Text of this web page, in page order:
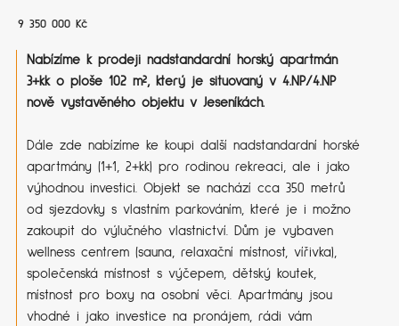
9​ ​3​5​0​ ​0​0​0​ ​K​č​
Nabízíme k prodeji nadstandardní horský apartmán
3+kk o ploše 102 m², který je situovaný v 4.NP/4.NP
nově vystavěného objektu v Jeseníkách.
Dále zde nabízíme ke koupi další nadstandardní horské
apartmány (1+1, 2+kk) pro rodinou rekreaci, ale i jako
výhodnou investici. Objekt se nachází cca 350 metrů
od sjezdovky s vlastním parkováním, které je i možno
zakoupit do výlučného vlastnictví. Dům je vybaven
wellness centrem (sauna, relaxační místnost, vířivka),
společenská místnost s výčepem, dětský koutek,
místnost pro boxy na osobní věci. Apartmány jsou
vhodné i jako investice na pronájem, rádi vám